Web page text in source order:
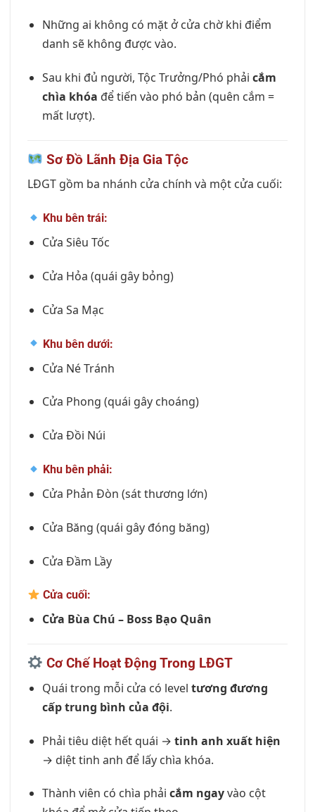
Những ai không có mặt ở cửa chờ khi điểm
danh sẽ không được vào.
Sau khi đủ người, Tộc Trưởng/Phó phải cắm
chìa khóa để tiến vào phó bản (quên cắm =
mất lượt).
Sơ Đồ Lãnh Địa Gia Tộc
LĐGT gồm ba nhánh cửa chính và một cửa cuối:
Khu bên trái:
Cửa Siêu Tốc
Cửa Hỏa (quái gây bỏng)
Cửa Sa Mạc
Khu bên dưới:
Cửa Né Tránh
Cửa Phong (quái gây choáng)
Cửa Đồi Núi
Khu bên phải:
Cửa Phản Đòn (sát thương lớn)
Cửa Băng (quái gây đóng băng)
Cửa Đầm Lầy
Cửa cuối:
Cửa Bùa Chú – Boss Bạo Quân
Cơ Chế Hoạt Động Trong LĐGT
Quái trong mỗi cửa có level tương đương
cấp trung bình của đội.
Phải tiêu diệt hết quái → tinh anh xuất hiện
→ diệt tinh anh để lấy chìa khóa.
Thành viên có chìa phải cắm ngayvào cột